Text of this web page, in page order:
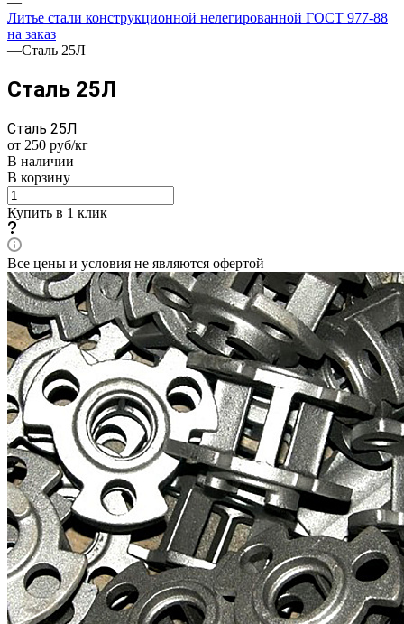
Литье стали конструкционной нелегированной ГОСТ 977-88
на заказ
—Сталь 25Л
Сталь 25Л
Сталь 25Л
от 250 руб/кг
В наличии
В корзину
Купить в 1 клик
Все цены и условия не являются офертой